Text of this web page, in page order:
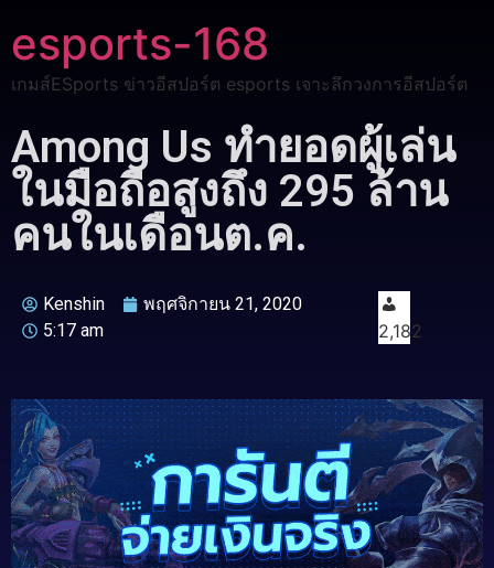
esports-168
เกมส์ESports ข่าวอีสปอร์ต esports เจาะลึกวงการอีสปอร์ต
Among Us ทำยอดผู้เล่น
ในมือถือสูงถึง 295 ล้าน
คนในเดือนต.ค.
Kenshin
พฤศจิกายน 21, 2020
5:17 am
2,182